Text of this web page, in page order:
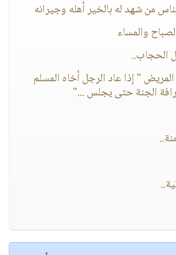
من شهد له بالخير أهله وجيرانه
والمساء
الحجاب..
" إذا عاد الرجل أخاه المسلم
الجنة حتى يجلس ..."